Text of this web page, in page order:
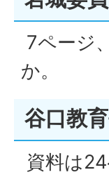
7ページ
か。
谷口教
資料は